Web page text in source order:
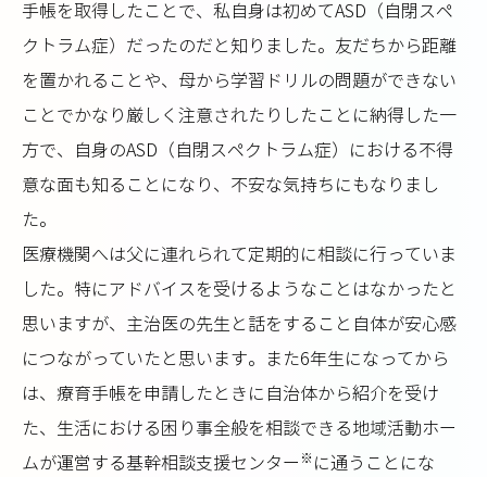
手帳を取得したことで、私自身は初めてASD（自閉スペ
クトラム症）だったのだと知りました。友だちから距離
を置かれることや、母から学習ドリルの問題ができない
ことでかなり厳しく注意されたりしたことに納得した一
方で、自身のASD（自閉スペクトラム症）における不得
意な面も知ることになり、不安な気持ちにもなりまし
た。
医療機関へは父に連れられて定期的に相談に行っていま
した。特にアドバイスを受けるようなことはなかったと
思いますが、主治医の先生と話をすること自体が安心感
につながっていたと思います。また6年生になってから
は、療育手帳を申請したときに自治体から紹介を受け
た、生活における困り事全般を相談できる地域活動ホー
ムが運営する基幹相談支援センター ※ に通うことにな